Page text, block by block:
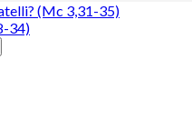
(Mc 3,31-35)
34)